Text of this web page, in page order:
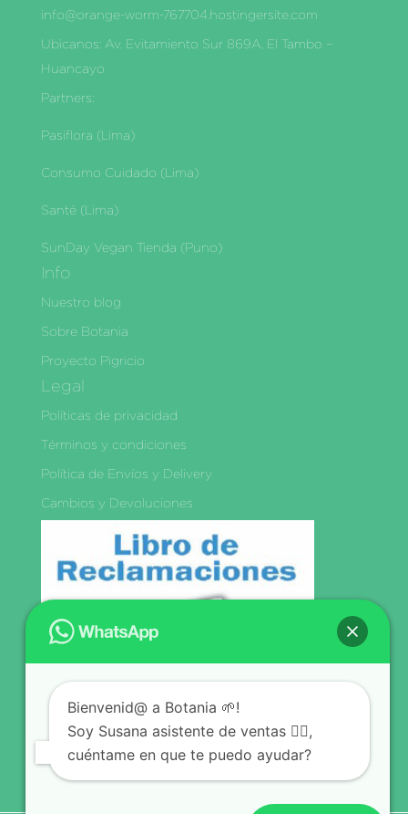
info@orange-worm-767704.hostingersite.com
Ubìcanos: Av. Evitamiento Sur 869A, El Tambo –
Huancayo
Partners:
Pasiflora (Lima)
Consumo Cuidado (Lima)
Santé (Lima)
SunDay Vegan Tienda (Puno)
Info
Nuestro blog
Sobre Botania
Proyecto Pigricio
Legal
Políticas de privacidad
Términos y condiciones
Política de Envíos y Delivery
Cambios y Devoluciones
Reclamaciones
Síguenos
Bienvenid@ a Botania 🌱!
Soy Susana asistente de ventas 🙋‍♀️,
cuéntame en que te puedo ayudar?